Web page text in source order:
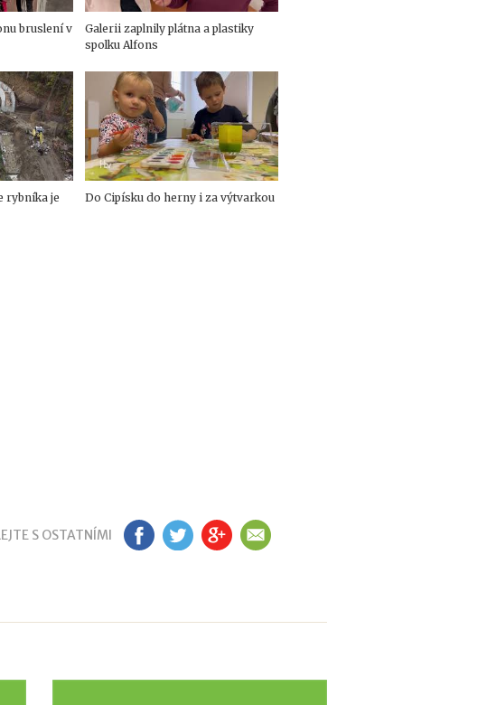
bruslení v
Galerii zaplnily plátna a plastiky
spolku Alfons
rybníka je
Do Cipísku do herny i za výtvarkou
S OSTATNÍMI FB TW GP EM